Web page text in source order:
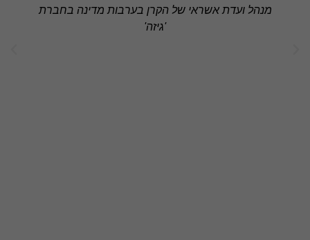
מנהל ועדת אשראי של הקרן בערבות מדינה בחברת
'גיזה'